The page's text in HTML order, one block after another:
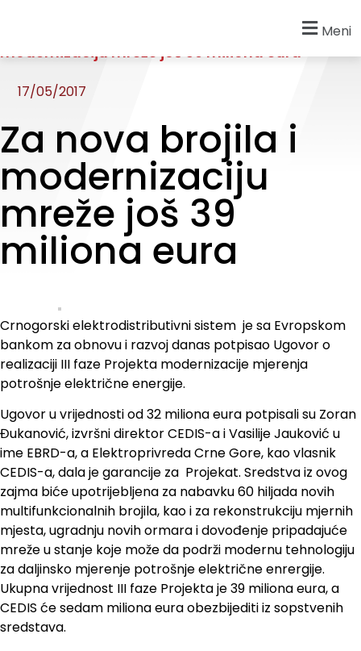
Meni
modernizaciju mreže još 39 miliona eura
17/05/2017
Za nova brojila i
modernizaciju
mreže još 39
miliona eura
Crnogorski elektrodistributivni sistem je sa Evropskom
bankom za obnovu i razvoj danas potpisao Ugovor o
realizaciji III faze Projekta modernizacije mjerenja
potrošnje električne energije.
Ugovor u vrijednosti od 32 miliona eura potpisali su Zoran
Đukanović, izvršni direktor CEDIS-a i Vasilije Jauković u
ime EBRD-a, a Elektroprivreda Crne Gore, kao vlasnik
CEDIS-a, dala je garancije za Projekat. Sredstva iz ovog
zajma biće upotrijebljena za nabavku 60 hiljada novih
multifunkcionalnih brojila, kao i za rekonstrukciju mjernih
mjesta, ugradnju novih ormara i dovođenje pripadajuće
mreže u stanje koje može da podrži modernu tehnologiju
za daljinsko mjerenje potrošnje električne enrergije.
Ukupna vrijednost III faze Projekta je 39 miliona eura, a
CEDIS će sedam miliona eura obezbijediti iz sopstvenih
sredstava.